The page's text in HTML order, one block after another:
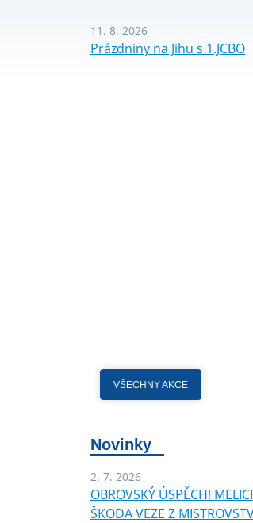
11. 8. 2026
Prázdniny na Jihu s 1.JCBO
VŠECHNY AKCE
Novinky
2. 7. 2026
OBROVSKÝ ÚSPĚCH!
ŠKODA VEZE Z